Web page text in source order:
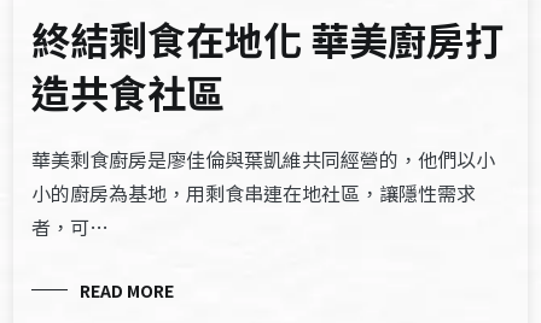
終結剩食在地化 華美廚房打
造共食社區
華美剩食廚房是廖佳倫與葉凱維共同經營的，他們以小
小的廚房為基地，用剩食串連在地社區，讓隱性需求
者，可…
READ MORE